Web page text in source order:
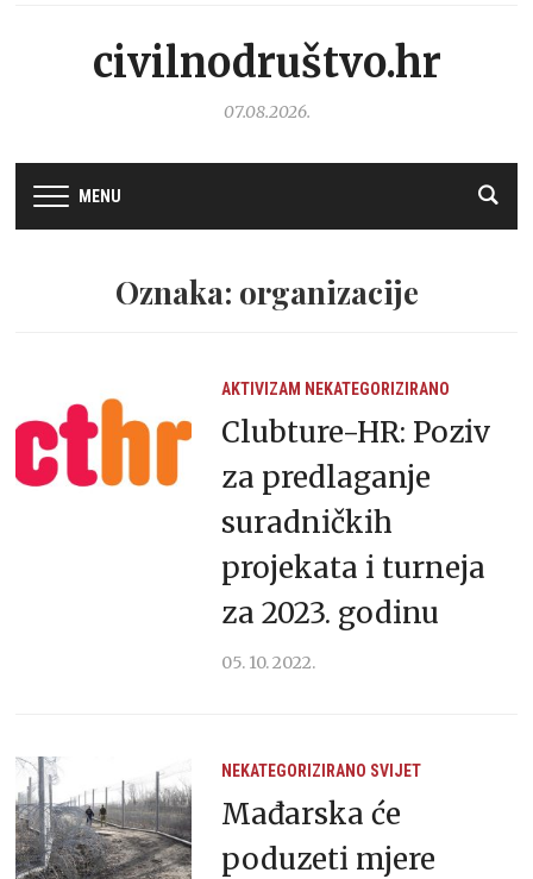
civilnodruštvo.hr
07.08.2026.
MENU
Oznaka: organizacije
AKTIVIZAM NEKATEGORIZIRANO
Clubture-HR: Poziv
za predlaganje
suradničkih
projekata i turneja
za 2023. godinu
05. 10. 2022.
NEKATEGORIZIRANO SVIJET
Mađarska će
poduzeti mjere